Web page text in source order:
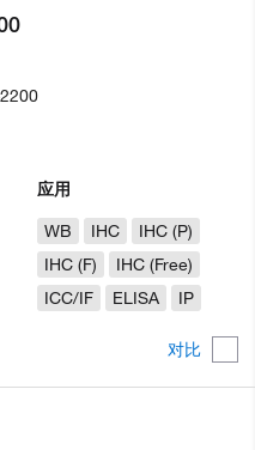
对比
应用
WB
IHC
IHC (P)
IHC (F)
IHC (Free)
ICC/IF
ELISA IP